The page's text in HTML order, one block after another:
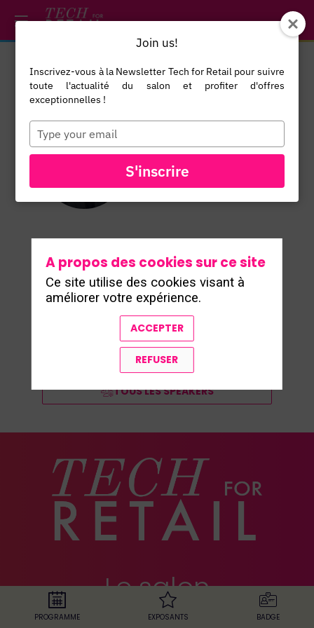
Yan
Consulting &
Partnerships
Leader
Valiuz
TOUS LES SPEAKERS
Le salon
PROGRAMME EXPOSANTS BADGE
A propos des cookies sur ce site
Ce site utilise des cookies visant à
améliorer votre expérience.
ACCEPTER
REFUSER
*/
Join us!
Inscrivez-vous à la Newsletter Tech for Retail pour suivre
toute l'actualité du salon et profiter d'offres
exceptionnelles !
Type
your
email
S'inscrire